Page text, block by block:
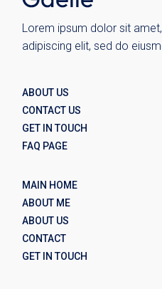
Lorem ipsum dolor sit
adipiscing elit, sed do
ABOUT US
CONTACT US
GET IN TOUCH
FAQ PAGE
MAIN HOME
ABOUT ME
ABOUT US
CONTACT
GET IN TOUCH